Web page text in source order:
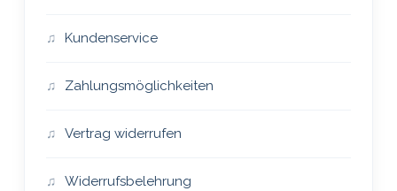
Kundenservice
Zahlungsmöglichkeiten
Vertrag widerrufen
Widerrufsbelehrung